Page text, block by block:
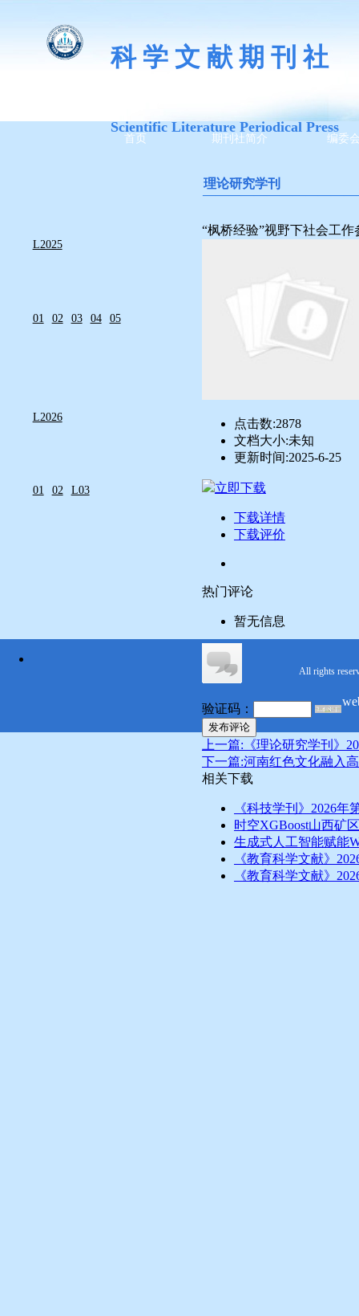
首页 期刊社简介 编委
科 学 文 献 期 刊 社
Scientific Literature Periodical Press
“枫桥经验”视野下社会工
点击数:2878
文档大小:未知
更新时间:2025-6-25
立即下载
下载详情
下载评价
热门评论
暂无信息
验证码：
发布评论
上一篇:《理论研究学刊》
下一篇:河南红色文化融入
相关下载
《科技学刊》2026年
时空XGBoost山西矿
生成式人工智能赋能
《教育科学文献》
《教育科学文献》
理论研究学刊
L2025
01 02 03 04 05
L2026
01 02 L03
All rights